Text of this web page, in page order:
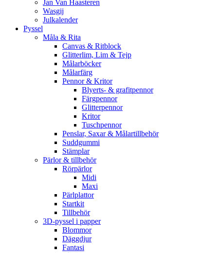
Jan Van Haasteren
Wasgij
Julkalender
Pyssel
Måla & Rita
Canvas & Ritblock
Glitterlim, Lim & Tejp
Målarböcker
Målarfärg
Pennor & Kritor
Blyerts- & grafitpennor
Färgpennor
Glitterpennor
Kritor
Tuschpennor
Penslar, Saxar & Målartillbehör
Suddgummi
Stämplar
Pärlor & tillbehör
Rörpärlor
Midi
Maxi
Pärlplattor
Startkit
Tillbehör
3D-pyssel i papper
Blommor
Däggdjur
Fantasi